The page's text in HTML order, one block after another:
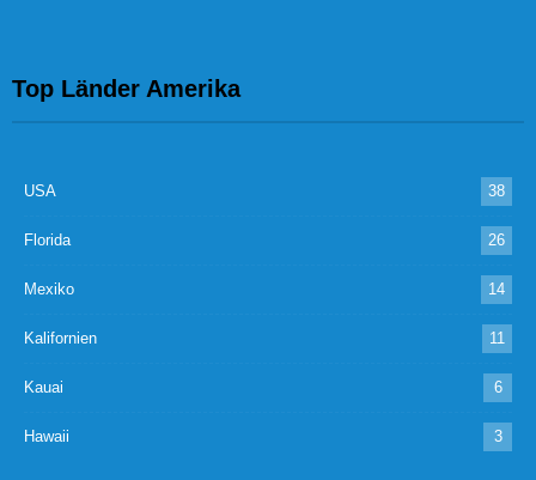
Top Länder Amerika
USA 38
Florida 26
Mexiko 14
Kalifornien 11
Kauai 6
Hawaii 3